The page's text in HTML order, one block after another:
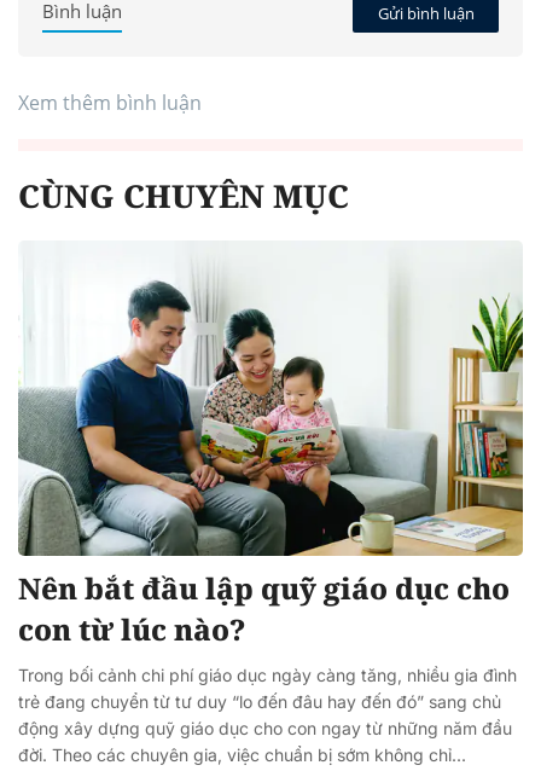
Gửi bình luận
Bình luận
Xem thêm bình luận
CÙNG CHUYÊN MỤC
Nên bắt đầu lập quỹ giáo dục cho
con từ lúc nào?
Trong bối cảnh chi phí giáo dục ngày càng tăng, nhiều gia đình
trẻ đang chuyển từ tư duy “lo đến đâu hay đến đó” sang chủ
động xây dựng quỹ giáo dục cho con ngay từ những năm đầu
đời. Theo các chuyên gia, việc chuẩn bị sớm không chỉ...